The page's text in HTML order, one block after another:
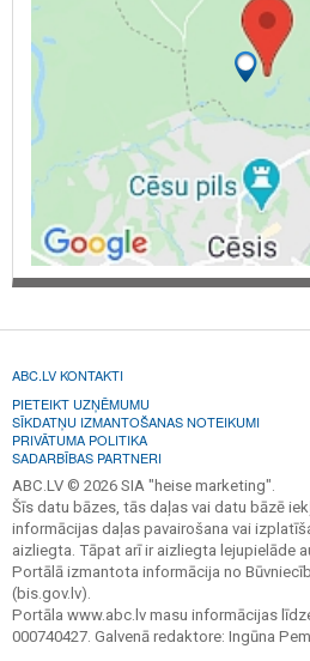
ABC.LV KONTAKTI
PIETEIKT UZŅĒMUMU
SĪKDATŅU IZMANTOŠANAS NOTEIKUMI
PRIVĀTUMA POLITIKA
SADARBĪBAS PARTNERI
ABC.LV © 2026 SIA "heise marketing".
Šīs datu bāzes, tās daļas vai datu bāzē
informācijas daļas pavairošana vai
aizliegta. Tāpat arī ir aizliegta lejupielāde
Portālā izmantota informācija no
(bis.gov.lv).
Portāla www.abc.lv masu informācijas
000740427. Galvenā redaktore: Ingūna